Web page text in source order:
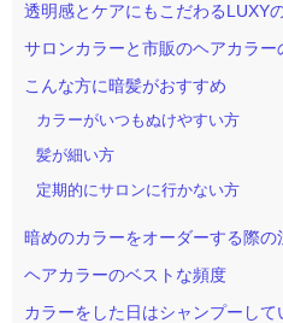
透明感とケアにもこだわるLUXY
サロンカラーと市販のヘアカラー
こんな方に暗髪がおすすめ
カラーがいつもぬけやすい方
髪が細い方
定期的にサロンに行かない方
暗めのカラーをオーダーする際の
ヘアカラーのベストな頻度
カラーをした日はシャンプーして